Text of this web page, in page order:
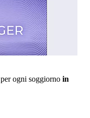
per ogni soggiorno in